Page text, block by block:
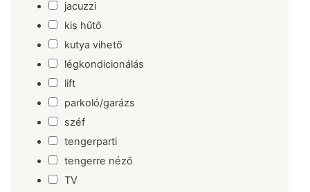
jacuzzi
kis hűtő
kutya vihető
légkondicionálás
lift
parkoló/garázs
széf
tengerparti
tengerre néző
TV